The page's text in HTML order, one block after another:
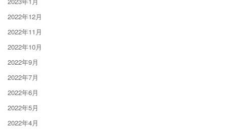
2022年12月
2022年11月
2022年10月
2022年9月
2022年7月
2022年6月
2022年5月
2022年4月